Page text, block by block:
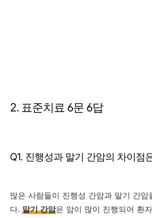
2. 표준치료 6문 6답
Q1. 진행성과 말기 간암의 차이점
많은 사람들이 진행성 간암과 말기 간암
다. 말기 간암은 암이 많이 진행되어 환